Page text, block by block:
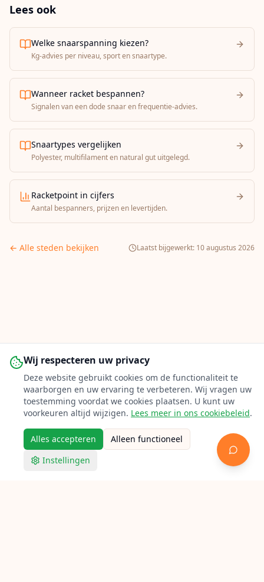
Lees ook
Welke snaarspanning kiezen?
Kg-advies per niveau, sport en snaartype.
Wanneer racket bespannen?
Signalen van een dode snaar en frequentie-advies.
Snaartypes vergelijken
Polyester, multifilament en natural gut uitgelegd.
Racketpoint in cijfers
Aantal bespanners, prijzen en levertijden.
← Alle steden bekijken Laatst bijgewerkt: 10 augustus 2026
Wij respecteren uw privacy
Deze website gebruikt cookies om de functionaliteit te
waarborgen en uw ervaring te verbeteren. Wij vragen uw
toestemming voordat we cookies plaatsen. U kunt uw
voorkeuren altijd wijzigen. Lees meer in ons cookiebeleid.
Alles accepteren
Alleen functioneel
Instellingen